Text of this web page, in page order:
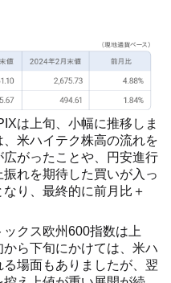
は上旬、小幅に推移しま
米ハイテク株高の流れを
がったことや、円安進行
れを期待した買いが入っ
り、最終的に前月比＋
クス欧州600指数は上
ら下旬にかけては、米ハ
場面もありましたが、翌